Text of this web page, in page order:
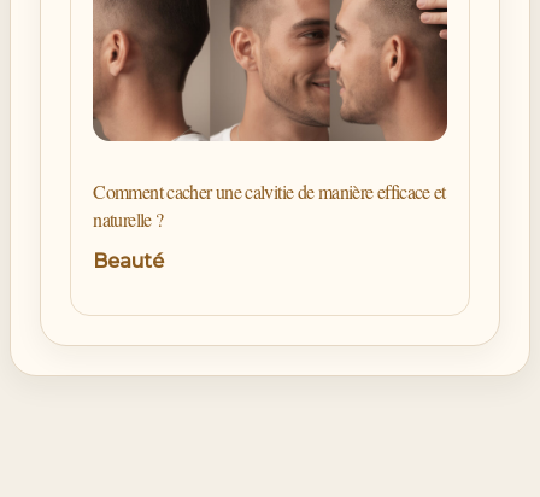
Comment cacher une calvitie de manière efficace et
naturelle ?
Beauté